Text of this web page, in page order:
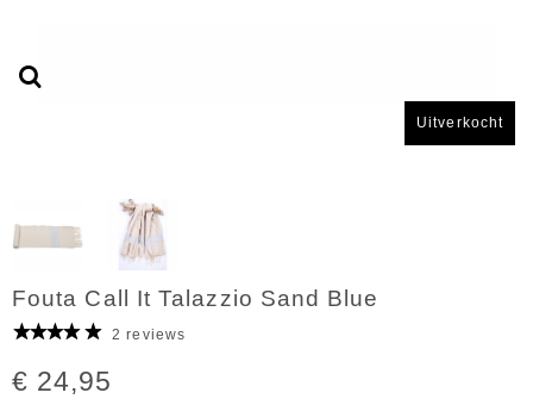
Uitverkocht
Fouta Call It Talazzio Sand Blue
2 reviews
€ 24,95